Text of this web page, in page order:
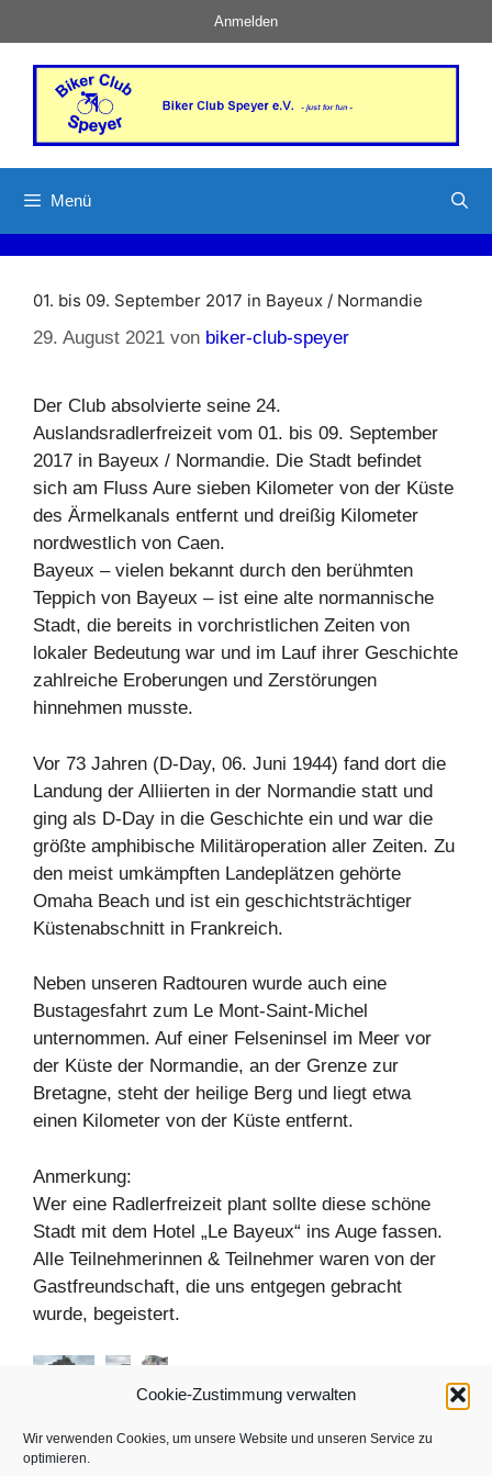
Cookie-Zustimmung verwalten
Wir verwenden Cookies, um unsere Website und unseren Service zu
optimieren.
Inhalt
springen
Anmelden
Menü
01. bis 09. September 2017 in Bayeux / Normandie
29. August 2021 von biker-club-speyer
Der Club absolvierte seine 24.
Auslandsradlerfreizeit vom 01. bis 09. September
2017 in Bayeux / Normandie. Die Stadt befindet
sich am Fluss Aure sieben Kilometer von der Küste
des Ärmelkanals entfernt und dreißig Kilometer
nordwestlich von Caen.
Bayeux – vielen bekannt durch den berühmten
Teppich von Bayeux – ist eine alte normannische
Stadt, die bereits in vorchristlichen Zeiten von
lokaler Bedeutung war und im Lauf ihrer Geschichte
zahlreiche Eroberungen und Zerstörungen
hinnehmen musste.
Vor 73 Jahren (D-Day, 06. Juni 1944) fand dort die
Landung der Alliierten in der Normandie statt und
ging als D-Day in die Geschichte ein und war die
größte amphibische Militäroperation aller Zeiten. Zu
den meist umkämpften Landeplätzen gehörte
Omaha Beach und ist ein geschichtsträchtiger
Küstenabschnitt in Frankreich.
Neben unseren Radtouren wurde auch eine
Bustagesfahrt zum Le Mont-Saint-Michel
unternommen. Auf einer Felseninsel im Meer vor
der Küste der Normandie, an der Grenze zur
Bretagne, steht der heilige Berg und liegt etwa
einen Kilometer von der Küste entfernt.
Anmerkung:
Wer eine Radlerfreizeit plant sollte diese schöne
Stadt mit dem Hotel „Le Bayeux“ ins Auge fassen.
Alle Teilnehmerinnen & Teilnehmer waren von der
Gastfreundschaft, die uns entgegen gebracht
wurde, begeistert.
Kategorien
Radlerfreizeiten
Termine: Infoabende 2022